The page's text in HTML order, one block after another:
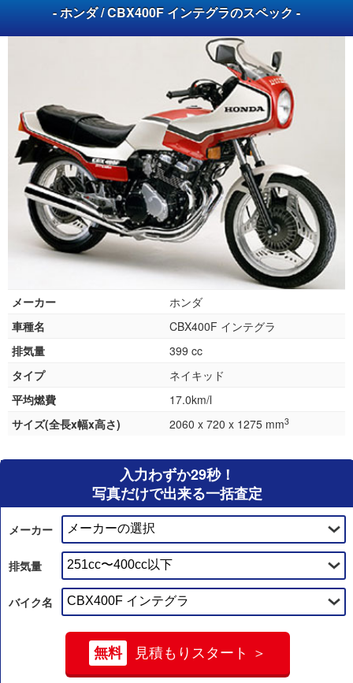
- ホンダ / CBX400F インテグラのスペック -
メーカー
ホンダ
車種名
CBX400F インテグラ
排気量
399 cc
タイプ
ネイキッド
平均燃費
17.0km/l
サイズ(全長x幅x高さ)
2060 x 720 x 1275 mm3
入力わずか29秒！
写真だけで出来る一括査定
メーカー
排気量
バイク名
無料 見積もりスタート ＞